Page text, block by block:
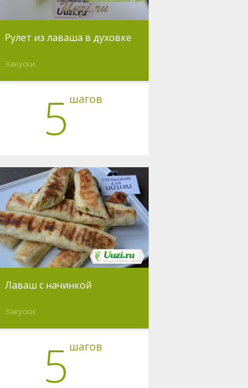
Рулет из лаваша в духовке
Закуски
5 шагов
Лаваш с начинкой
Закуски
5 шагов